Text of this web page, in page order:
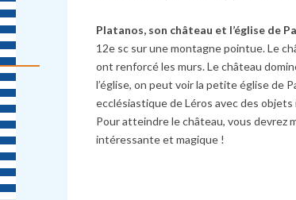
Platanos, son château et l’église de
12e sc sur une montagne pointue. Le
ont renforcé les murs. Le château
l’église, on peut voir la petite église de
ecclésiastique de Léros avec des
Pour atteindre le château, vous devrez
intéressante et magique !